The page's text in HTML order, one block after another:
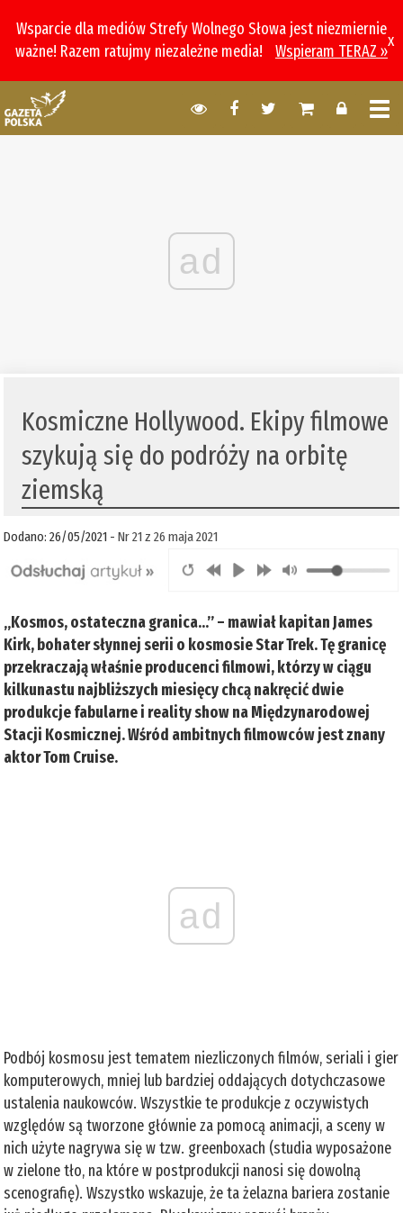
Wsparcie dla mediów Strefy Wolnego Słowa jest niezmiernie
ważne! Razem ratujmy niezależne media!
Wspieram TERAZ »
x
ad
Kosmiczne Hollywood. Ekipy filmowe
szykują się do podróży na orbitę
ziemską
Dodano: 26/05/2021 -Nr 21 z 26 maja 2021
„Kosmos, ostateczna granica…” – mawiał kapitan James
Kirk, bohater słynnej serii o kosmosie Star Trek. Tę granicę
przekraczają właśnie producenci filmowi, którzy w ciągu
kilkunastu najbliższych miesięcy chcą nakręcić dwie
produkcje fabularne i reality show na Międzynarodowej
Stacji Kosmicznej. Wśród ambitnych filmowców jest znany
aktor Tom Cruise.
ad
Podbój kosmosu jest tematem niezliczonych filmów, seriali i gier
komputerowych, mniej lub bardziej oddających dotychczasowe
ustalenia naukowców. Wszystkie te produkcje z oczywistych
względów są tworzone głównie za pomocą animacji, a sceny w
nich użyte nagrywa się w tzw. greenboxach (studia wyposażone
w zielone tło, na które w postprodukcji nanosi się dowolną
scenografię). Wszystko wskazuje, że ta żelazna bariera zostanie